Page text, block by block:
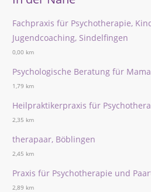
Fachpraxis für Psychotherapie,
Jugendcoaching, Sindelfingen
0,00 km
Psychologische Beratung für
1,79 km
Heilpraktikerpraxis für
2,35 km
therapaar, Böblingen
2,45 km
Praxis für Psychotherapie und
2,89 km